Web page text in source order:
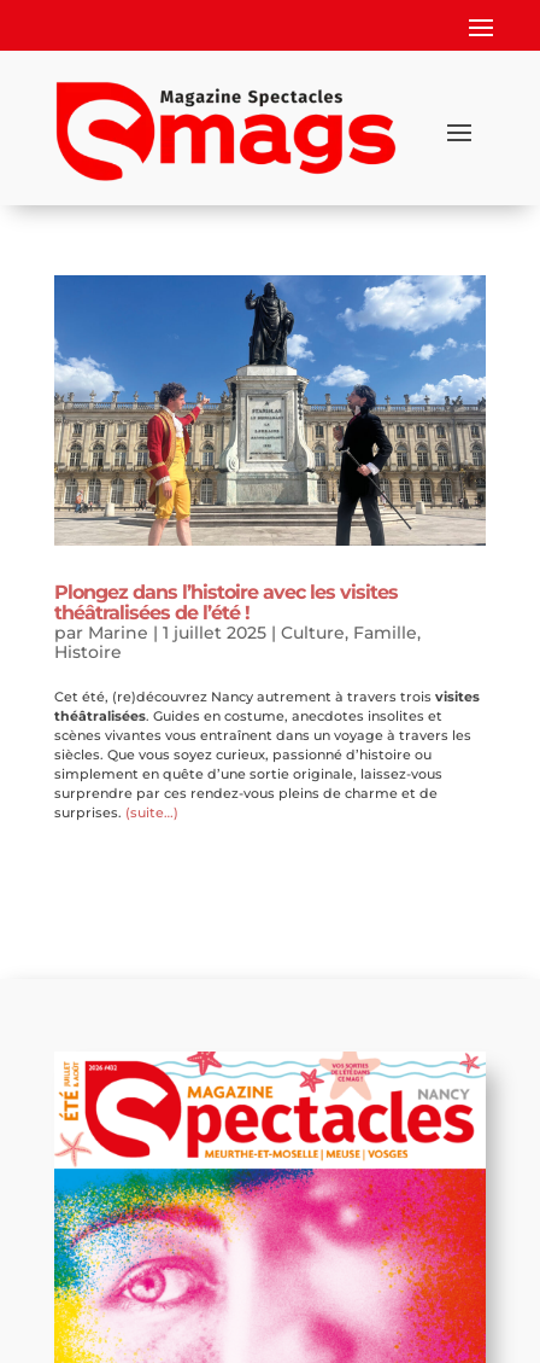
Plongez dans l’histoire avec les visites
théâtralisées de l’été !
par Marine | 1 juillet 2025| Culture, Famille,
Histoire
Cet été, (re)découvrez Nancy autrement à travers trois visites
théâtralisées. Guides en costume, anecdotes insolites et
scènes vivantes vous entraînent dans un voyage à travers les
siècles. Que vous soyez curieux, passionné d’histoire ou
simplement en quête d’une sortie originale, laissez-vous
surprendre par ces rendez-vous pleins de charme et de
surprises. (suite…)